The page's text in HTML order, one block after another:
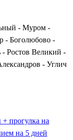
- Муром -
- Боголюбово -
- Ростов Великий -
- Углич
+ прогулка на
на 5 дней